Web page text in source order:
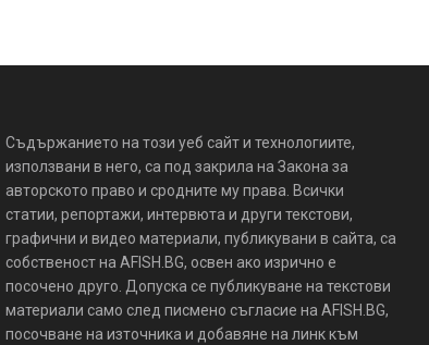
Съдържанието на този уеб сайт и технологиите,
използвани в него, са под закрила на Закона за
авторското право и сродните му права. Всички
статии, репортажи, интервюта и други текстови,
графични и видео материали, публикувани в сайта, са
собственост на AFISH.BG, освен ако изрично е
посочено друго. Допуска се публикуване на текстови
материали само след писмено съгласие на AFISH.BG,
посочване на източника и добавяне на линк към